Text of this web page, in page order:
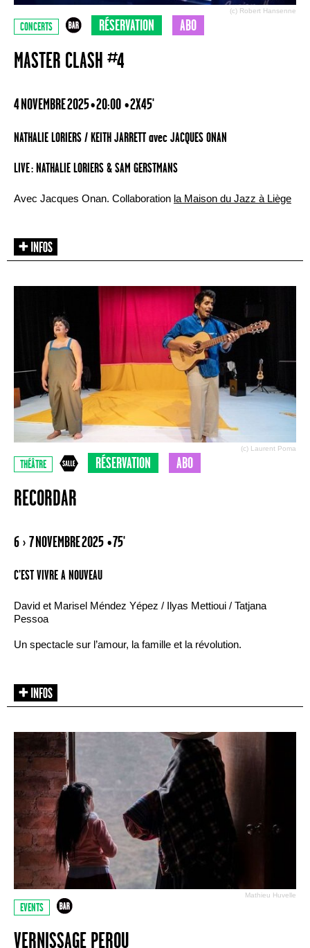
(c) Robert Hansenne
CONCERTS RÉSERVATION ABO
MASTER CLASH #4
4 NOVEMBRE 2025 • 20:00 • 2X45'
NATHALIE LORIERS / KEITH JARRETT avec JACQUES ONAN
LIVE : NATHALIE LORIERS & SAM GERSTMANS
Avec Jacques Onan. Collaboration la Maison du Jazz à Liège
(c) Laurent Poma
THÉÂTRE RÉSERVATION ABO
RECORDAR
6 › 7 NOVEMBRE 2025 • 75'
C’EST VIVRE A NOUVEAU
David et Marisel Méndez Yépez / Ilyas Mettioui / Tatjana
Pessoa
Un spectacle sur l’amour, la famille et la révolution.
Mathieu Huvelle
EVENTS
VERNISSAGE PEROU